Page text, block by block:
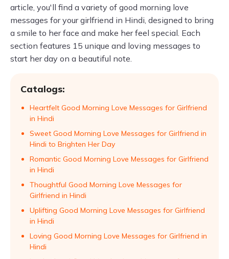
article, you'll find a variety of good morning love
messages for your girlfriend in Hindi, designed to bring
a smile to her face and make her feel special. Each
section features 15 unique and loving messages to
start her day on a beautiful note.
Catalogs:
Heartfelt Good Morning Love Messages for Girlfriend
in Hindi
Sweet Good Morning Love Messages for Girlfriend in
Hindi to Brighten Her Day
Romantic Good Morning Love Messages for Girlfriend
in Hindi
Thoughtful Good Morning Love Messages for
Girlfriend in Hindi
Uplifting Good Morning Love Messages for Girlfriend
in Hindi
Loving Good Morning Love Messages for Girlfriend in
Hindi